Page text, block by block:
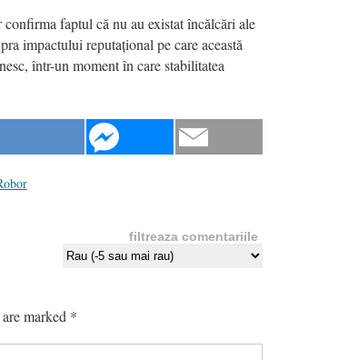
faptul că nu au existat încălcări ale
impactului reputațional pe care această
într-un moment în care stabilitatea
filtreaza comentariile
marked *